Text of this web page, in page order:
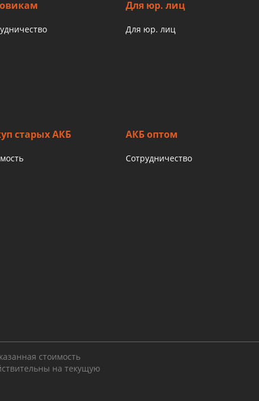
Для юр. лиц
Для юр. лиц
старых АКБ АКБ оптом
Сотрудничество
стоимость
на текущую